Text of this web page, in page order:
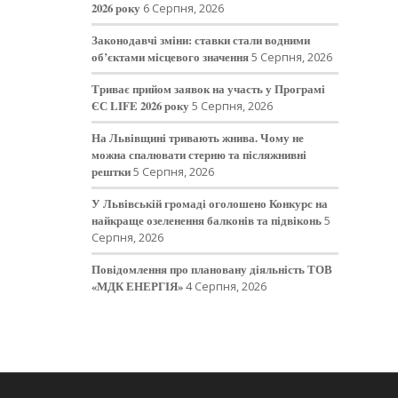
2026 року 6 Серпня, 2026
Законодавчі зміни: ставки стали водними
об’єктами місцевого значення5 Серпня, 2026
Триває прийом заявок на участь у Програмі
ЄС LIFE 2026 року5 Серпня, 2026
На Львівщині тривають жнива. Чому не
можна спалювати стерню та післяжнивні
рештки5 Серпня, 2026
У Львівській громаді оголошено Конкурс на
найкраще озеленення балконів та підвіконь5
Серпня, 2026
Повідомлення про плановану діяльність ТОВ
«МДК ЕНЕРГІЯ»4 Серпня, 2026